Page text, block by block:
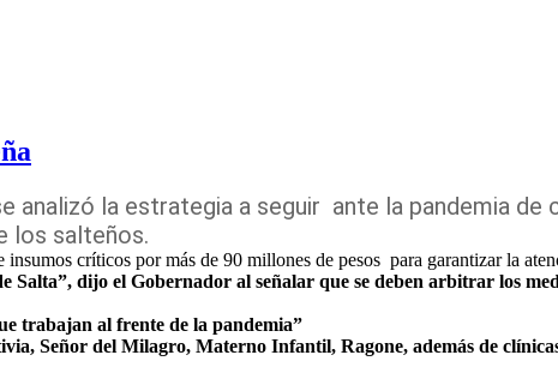
la estrategia a seguir ante la pandemia de
los salteños.
críticos por más de 90 millones de pesos para garantizar la
Salta”, dijo el Gobernador al señalar que se deben arbitrar los
trabajan al frente de la pandemia”
Señor del Milagro, Materno Infantil, Ragone, además de